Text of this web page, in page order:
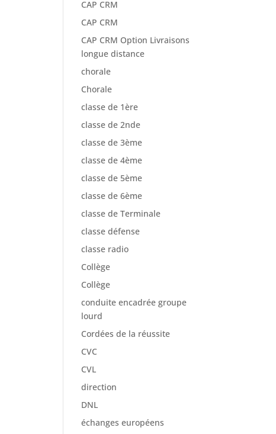
CAP CRM
CAP CRM
CAP CRM Option Livraisons
longue distance
chorale
Chorale
classe de 1ère
classe de 2nde
classe de 3ème
classe de 4ème
classe de 5ème
classe de 6ème
classe de Terminale
classe défense
classe radio
Collège
Collège
conduite encadrée groupe
lourd
Cordées de la réussite
CVC
CVL
direction
DNL
échanges européens